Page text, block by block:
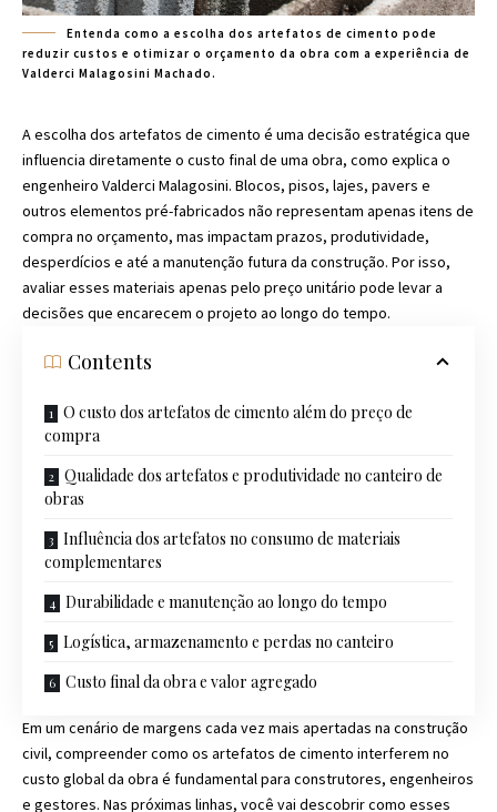
Entenda como a escolha dos artefatos de cimento pode
reduzir custos e otimizar o orçamento da obra com a experiência de
Valderci Malagosini Machado.
A escolha dos artefatos de cimento é uma decisão estratégica que
influencia diretamente o custo final de uma obra, como explica o
engenheiro Valderci Malagosini. Blocos, pisos, lajes, pavers e
outros elementos pré-fabricados não representam apenas itens de
compra no orçamento, mas impactam prazos, produtividade,
desperdícios e até a manutenção futura da construção. Por isso,
avaliar esses materiais apenas pelo preço unitário pode levar a
decisões que encarecem o projeto ao longo do tempo.
Contents
O custo dos artefatos de cimento além do preço de
compra
Qualidade dos artefatos e produtividade no canteiro de
obras
Influência dos artefatos no consumo de materiais
complementares
Durabilidade e manutenção ao longo do tempo
Logística, armazenamento e perdas no canteiro
Custo final da obra e valor agregado
Em um cenário de margens cada vez mais apertadas na construção
civil, compreender como os artefatos de cimento interferem no
custo global da obra é fundamental para construtores, engenheiros
e gestores. Nas próximas linhas, você vai descobrir como esses